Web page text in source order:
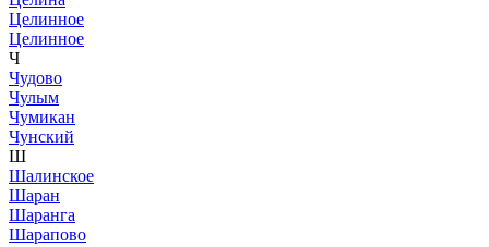
Целинное
Целинное
Ч
Чудово
Чулым
Чумикан
Чунский
Ш
Шалинское
Шаран
Шаранга
Шарапово